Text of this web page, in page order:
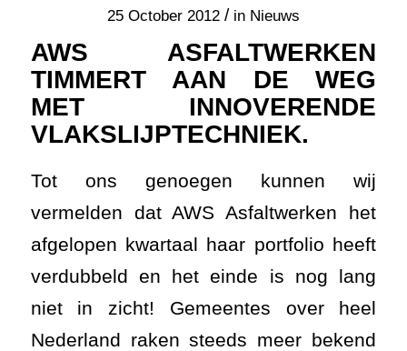
25 October 2012 / in Nieuws
AWS ASFALTWERKEN
TIMMERT AAN DE WEG
MET INNOVERENDE
VLAKSLIJPTECHNIEK.
Tot ons genoegen kunnen wij
vermelden dat AWS Asfaltwerken het
afgelopen kwartaal haar portfolio heeft
verdubbeld en het einde is nog lang
niet in zicht! Gemeentes over heel
Nederland raken steeds meer bekend